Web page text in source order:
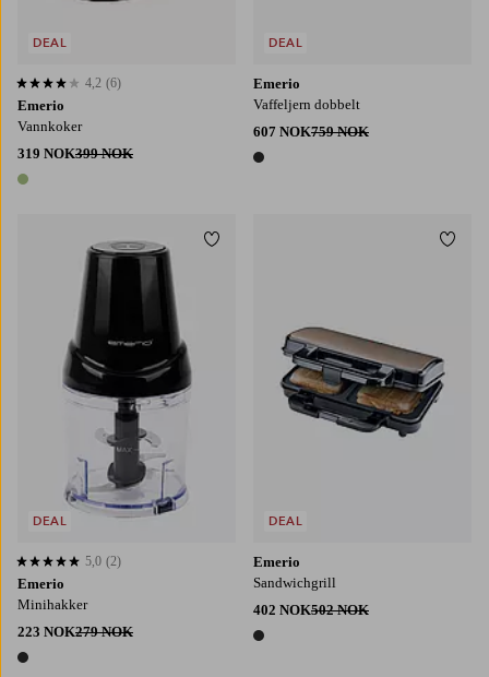
Emerio
Vannkoker
319 NOK399 NOK
1 farge
4,2 basert på 6 karaktergivninger
4,2 (6)
DEAL
Emerio
Vaffeljern dobbelt
607 NOK759 NOK
1 farge
DEAL
Emerio
Minihakker
223 NOK279 NOK
1 farge
5,0 basert på 2 karaktergivninger
5,0 (2)
DEAL
Legg til favoritter
Emerio
Sandwichgrill
402 NOK502 NOK
1 farge
DEAL